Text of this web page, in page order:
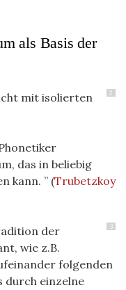
als Basis der
2
mit isolierten
das in beliebig
kann.
(Trubetzkoy
3
der
wie z.B.
folgenden
durch einzelne